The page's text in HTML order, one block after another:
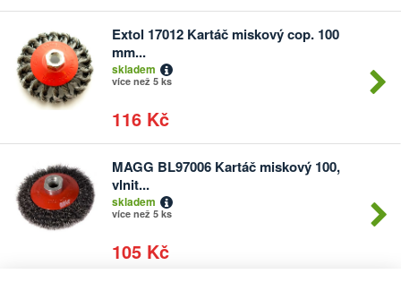
Extol 17012 Kartáč miskový cop. 100
mm...
skladem
více než 5 ks
116 Kč
Počet
MAGG BL97006 Kartáč miskový 100,
vlnit...
skladem
více než 5 ks
105 Kč
Počet